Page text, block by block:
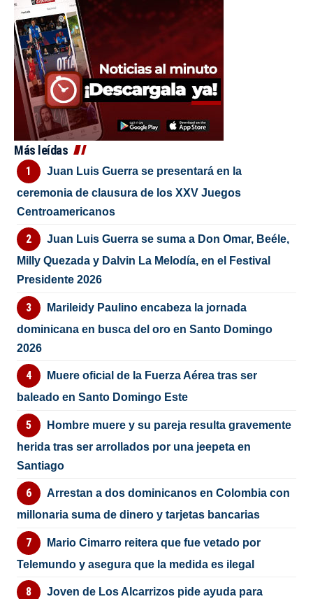
Más leídas
Juan Luis Guerra se presentará en la
ceremonia de clausura de los XXV Juegos
Centroamericanos
Juan Luis Guerra se suma a Don Omar, Beéle,
Milly Quezada y Dalvin La Melodía, en el Festival
Presidente 2026
Marileidy Paulino encabeza la jornada
dominicana en busca del oro en Santo Domingo
2026
Muere oficial de la Fuerza Aérea tras ser
baleado en Santo Domingo Este
Hombre muere y su pareja resulta gravemente
herida tras ser arrollados por una jeepeta en
Santiago
Arrestan a dos dominicanos en Colombia con
millonaria suma de dinero y tarjetas bancarias
Mario Cimarro reitera que fue vetado por
Telemundo y asegura que la medida es ilegal
Joven de Los Alcarrizos pide ayuda para